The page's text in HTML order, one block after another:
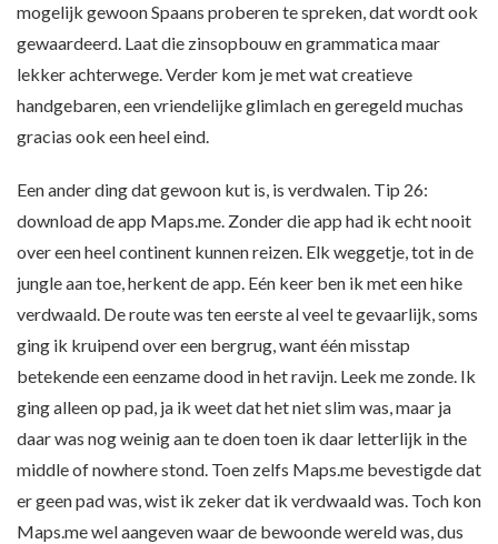
mogelijk gewoon Spaans proberen te spreken, dat wordt ook
gewaardeerd. Laat die zinsopbouw en grammatica maar
lekker achterwege. Verder kom je met wat creatieve
handgebaren, een vriendelijke glimlach en geregeld muchas
gracias ook een heel eind.
Een ander ding dat gewoon kut is, is verdwalen. Tip 26:
download de app Maps.me. Zonder die app had ik echt nooit
over een heel continent kunnen reizen. Elk weggetje, tot in de
jungle aan toe, herkent de app. Eén keer ben ik met een hike
verdwaald. De route was ten eerste al veel te gevaarlijk, soms
ging ik kruipend over een bergrug, want één misstap
betekende een eenzame dood in het ravijn. Leek me zonde. Ik
ging alleen op pad, ja ik weet dat het niet slim was, maar ja
daar was nog weinig aan te doen toen ik daar letterlijk in the
middle of nowhere stond. Toen zelfs Maps.me bevestigde dat
er geen pad was, wist ik zeker dat ik verdwaald was. Toch kon
Maps.me wel aangeven waar de bewoonde wereld was, dus